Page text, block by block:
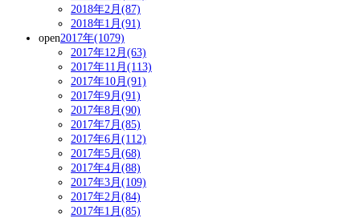
2018年2月(87)
2018年1月(91)
open2017年(1079)
2017年12月(63)
2017年11月(113)
2017年10月(91)
2017年9月(91)
2017年8月(90)
2017年7月(85)
2017年6月(112)
2017年5月(68)
2017年4月(88)
2017年3月(109)
2017年2月(84)
2017年1月(85)